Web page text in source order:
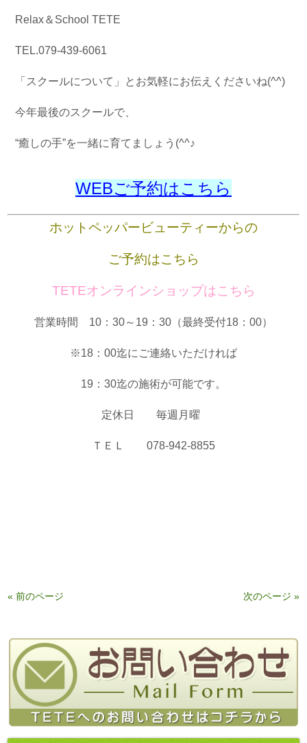
Relax＆School TETE
TEL.079-439-6061
「スクールについて」とお気軽にお伝えくださいね(^^)
今年最後のスクールで、
“癒しの手”を一緒に育てましょう(^^♪
WEBご予約はこちら
ホットペッパービューティーからの
ご予約はこちら
TETEオンラインショップはこちら
営業時間 10：30～19：30（最終受付18：00）
※18：00迄にご連絡いただければ
19：30迄の施術が可能です。
定休日 毎週月曜
ＴＥＬ 078-942-8855
« 前のページ 次のページ »